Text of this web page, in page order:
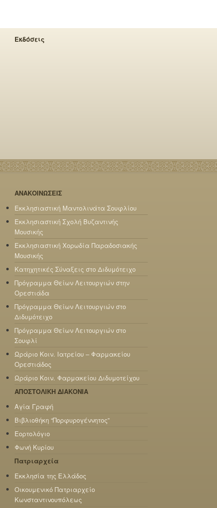
Εκδόσεις
ΑΝΑΚΟΙΝΩΣΕΙΣ
Εκκλησιαστική Μαντολινάτα Σουφλίου
Εκκλησιαστική Σχολή Βυζαντινής
Μουσικής
Εκκλησιαστική Χορωδία Παραδοσιακής
Μουσικής
Κατηχητικές Σύναξεις στο Διδυμότειχο
Πρόγραμμα Θείων Λειτουργιών στην
Ορεστιάδα
Πρόγραμμα Θείων Λειτουργιών στο
Διδυμότειχο
Πρόγραμμα Θείων Λειτουργιών στο
Σουφλί
Ωράριο Κοιν. Ιατρείου – Φαρμακείου
Ορεστιάδος
Ωράριο Κοιν. Φαρμακείου Διδυμοτείχου
ΑΠΟΣΤΟΛΙΚΗ ΔΙΑΚΟΝΙΑ
Αγία Γραφή
Βιβλιοθήκη “Πορφυρογέννητος”
Εορτολόγιο
Φωνή Κυρίου
Πατριαρχεία
Εκκλησία της Ελλάδος
Οικουμενικό Πατριαρχείο
Κωνσταντινουπόλεως